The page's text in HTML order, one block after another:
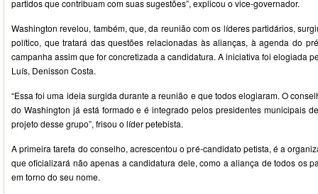
partidos que contribuam com suas sugestões”, explicou o vice-governador.
Washington revelou, também, que, da reunião com os líderes partidários,
político, que tratará das questões relacionadas às alianças, à agenda do
campanha assim que for concretizada a candidatura. A iniciativa foi elogiada
Luís, Denisson Costa.
“Essa foi uma ideia surgida durante a reunião e que todos elogiaram. O
do Washington já está formado e é integrado pelos presidentes municipais
projeto desse grupo”, frisou o líder petebista.
A primeira tarefa do conselho, acrescentou o pré-candidato petista, é a
que oficializará não apenas a candidatura dele, como a aliança de todos os
em torno do seu nome.